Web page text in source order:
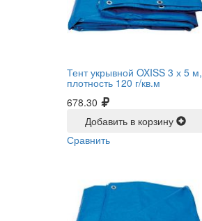
Тент укрывной OXISS 3 х 5 м,
плотность 120 г/кв.м
678.30
Добавить в корзину
Сравнить